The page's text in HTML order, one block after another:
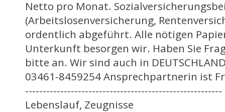
Netto pro Monat.
(Arbeitslosenversicherung,
ordentlich abgeführt. Alle nötigen
Unterkunft besorgen wir. Haben Sie
bitte an. Wir sind auch in
03461-8459254 Ansprechpartnerin ist
Lebenslauf, Zeugnisse